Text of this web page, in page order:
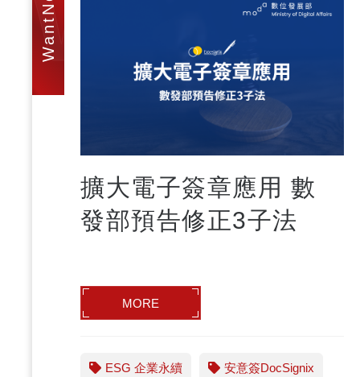
擴大電子簽章應用 數
發部預告修正3子法
MORE
ESG 企業永續 安意簽DocSignix